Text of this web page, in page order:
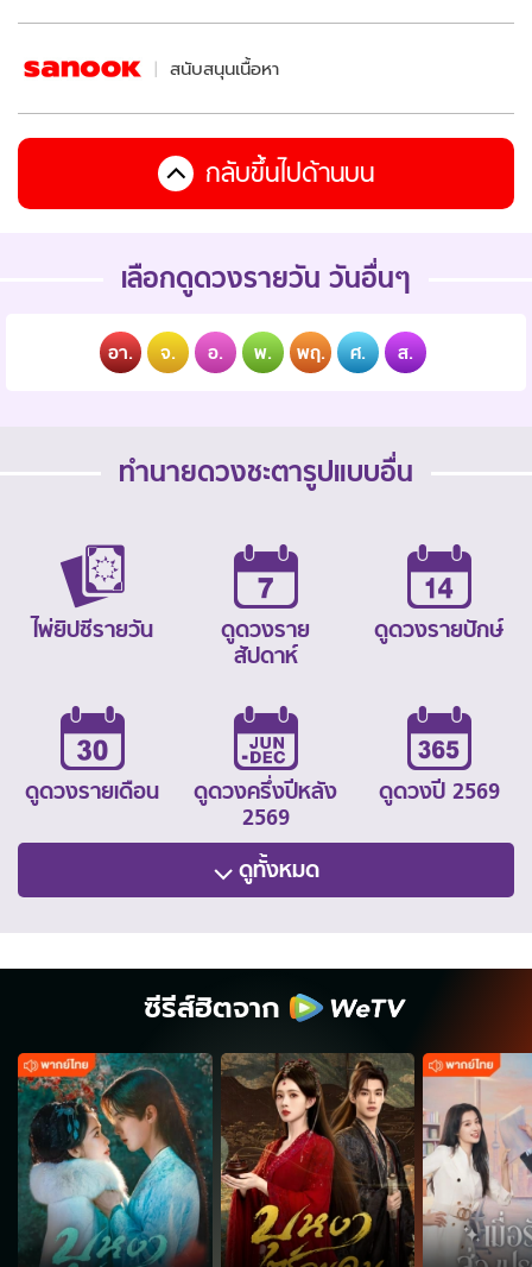
สนับสนุนเนื้อหา
กลับขึ้นไปด้านบน
เลือกดูดวงรายวัน วันอื่นๆ
อา. จ. อ. พ. พฤ. ศ. ส.
ทำนายดวงชะตารูปแบบอื่น
ไพ่ยิปซีรายวัน
ดูดวงราย
สัปดาห์
ดูดวงรายปักษ์
ดูดวงรายเดือน
ดูดวงครึ่งปีหลัง
2569
ดูดวงปี 2569
ดูทั้งหมด
ซีรีส์ฮิตจาก